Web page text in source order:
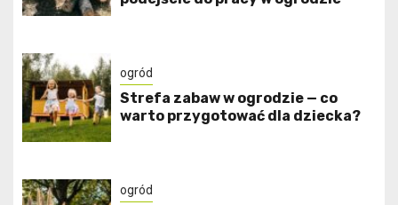
ogród
Strefa zabaw w ogrodzie — co
warto przygotować dla dziecka?
ogród